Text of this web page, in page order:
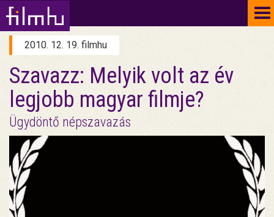
2010. 12. 19. filmhu
Szavazz: Melyik volt az év
legjobb magyar filmje?
Ügydöntő népszavazás